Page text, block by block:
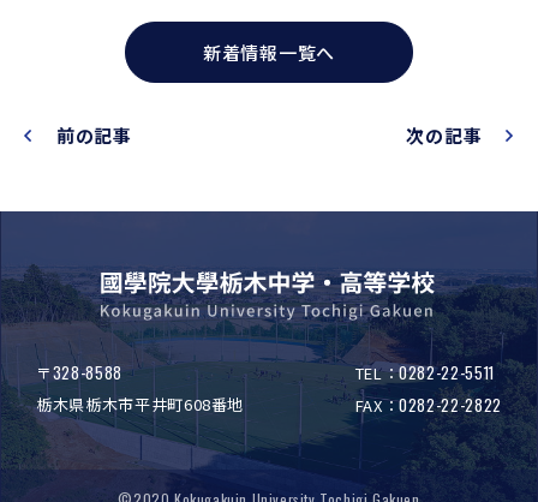
新着情報一覧へ
前の記事 次の記事
〒328-8588
栃木県栃木市平井町608番地
TEL：0282-22-5511
FAX：0282-22-2822